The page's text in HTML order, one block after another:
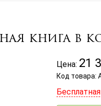
книга в
Цена: 21
Код товара: